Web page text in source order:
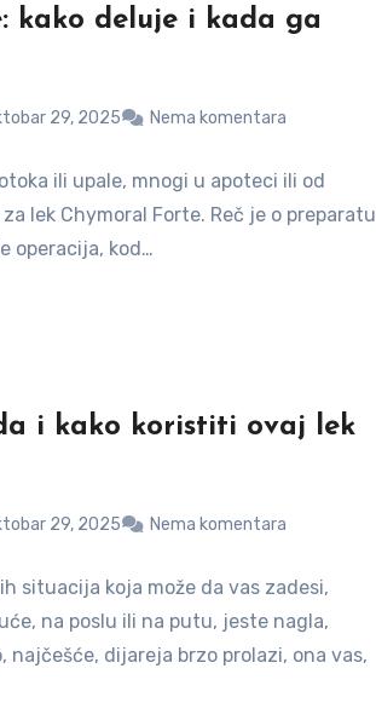
kako deluje i kada ga
29, 2025 Nema komentara
ili upale, mnogi u apoteci ili od
lek Chymoral Forte. Reč je o preparatu
operacija, kod…
i kako koristiti ovaj lek
29, 2025 Nema komentara
situacija koja može da vas zadesi,
na poslu ili na putu, jeste nagla,
najčešće, dijareja brzo prolazi, ona vas,